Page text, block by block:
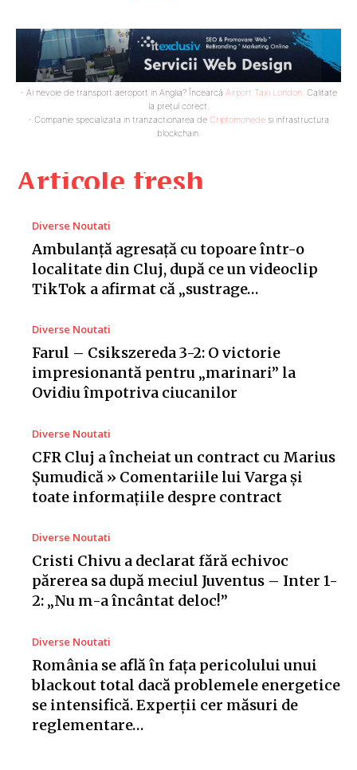
Articole fresh
Diverse Noutati
Ambulanță agresață cu topoare într-o
localitate din Cluj, după ce un videoclip
TikTok a afirmat că „sustrage…
Diverse Noutati
Farul – Csikszereda 3-2: O victorie
impresionantă pentru „marinari” la
Ovidiu împotriva ciucanilor
Diverse Noutati
CFR Cluj a încheiat un contract cu Marius
Șumudică » Comentariile lui Varga și
toate informațiile despre contract
Diverse Noutati
Cristi Chivu a declarat fără echivoc
părerea sa după meciul Juventus – Inter 1-
2: „Nu m-a încântat deloc!”
Diverse Noutati
România se află în fața pericolului unui
blackout total dacă problemele energetice
se intensifică. Experții cer măsuri de
reglementare…
- Ai nevoie de transport aeroport in Anglia? Încearcă Airport Taxi London. Calitate
la prețul corect.
- Companie specializata in tranzactionarea de Criptomonede si infrastructura
blockchain.